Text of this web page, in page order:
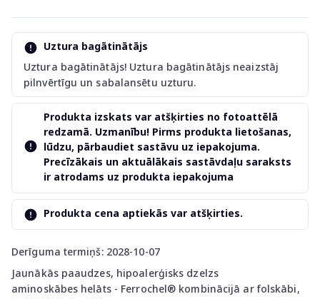
Derīguma termiņš: 2028-10-07
Jaunākās paaudzes, hipoalerģisks dzelzs
aminoskābes helāts - Ferrochel® kombinācijā ar folskābi,
Uztura bagātinātājs
Uztura bagātinātājs! Uztura bagātinātājs neaizstāj
pilnvērtīgu un sabalansētu uzturu.
Produkta izskats var atšķirties no fotoattēlā
redzamā. Uzmanību! Pirms produkta lietošanas,
lūdzu, pārbaudiet sastāvu uz iepakojuma.
Precīzākais un aktuālākais sastāvdaļu saraksts
ir atrodams uz produkta iepakojuma
Produkta cena aptiekās var atšķirties.